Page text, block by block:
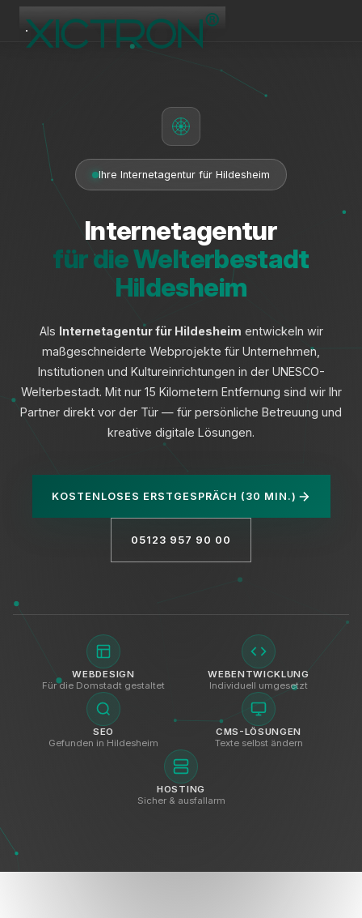
Ihre Internetagentur für Hildesheim
Internetagentur
für die Welterbestadt
Hildesheim
Als Internetagentur für Hildesheim entwickeln wir
maßgeschneiderte Webprojekte für Unternehmen,
Institutionen und Kultureinrichtungen in der UNESCO-
Welterbestadt. Mit nur 15 Kilometern Entfernung sind wir Ihr
Partner direkt vor der Tür — für persönliche Betreuung und
kreative digitale Lösungen.
KOSTENLOSES ERSTGESPRÄCH (30 MIN.)
05123 957 90 00
WEBDESIGN
Für die Domstadt gestaltet
WEBENTWICKLUNG
Individuell umgesetzt
SEO
Gefunden in Hildesheim
CMS-LÖSUNGEN
Texte selbst ändern
HOSTING
Sicher & ausfallarm
XICTRON
Datenschutz